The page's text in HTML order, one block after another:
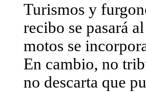
Turismos y
recibo se pasará
motos se
En cambio, no
no descarta que